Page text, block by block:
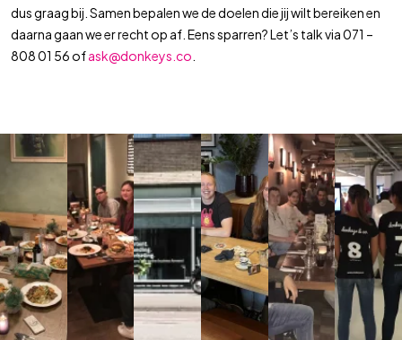
dus graag bij. Samen bepalen we de doelen die jij wilt bereiken en
daarna gaan we er recht op af. Eens sparren? Let’s talk via 071 –
808 01 56 ofask@donkeys.co